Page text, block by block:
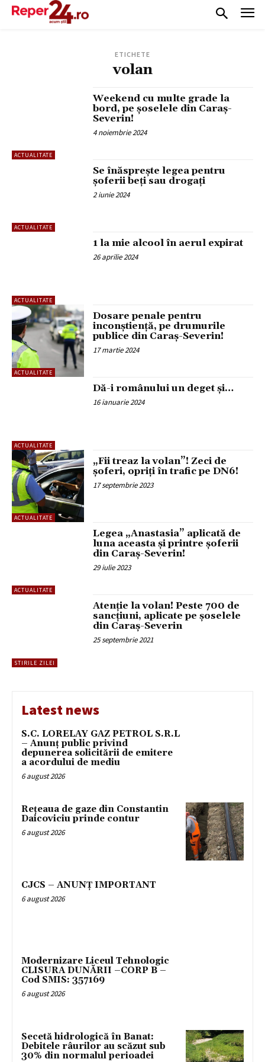
ETICHETE
volan
ACTUALITATE
Weekend cu multe grade la
bord, pe șoselele din Caraș-
Severin!
4 noiembrie 2024
ACTUALITATE
Se înăsprește legea pentru
șoferii beți sau drogați
2 iunie 2024
ACTUALITATE
1 la mie alcool în aerul expirat
26 aprilie 2024
ACTUALITATE
Dosare penale pentru
inconștiență, pe drumurile
publice din Caraș-Severin!
17 martie 2024
ACTUALITATE
Dă-i românului un deget și…
16 ianuarie 2024
ACTUALITATE
„Fii treaz la volan”! Zeci de
șoferi, opriți în trafic pe DN6!
17 septembrie 2023
ACTUALITATE
Legea „Anastasia” aplicată de
luna aceasta și printre șoferii
din Caraș-Severin!
29 iulie 2023
STIRILE ZILEI
Atenție la volan! Peste 700 de
sancțiuni, aplicate pe șoselele
din Caraș-Severin
25 septembrie 2021
Latest news
S.C. LORELAY GAZ PETROL S.R.L
– Anunț public privind
depunerea solicitării de emitere
a acordului de mediu
6 august 2026
Rețeaua de gaze din Constantin
Daicoviciu prinde contur
6 august 2026
CJCS – ANUNȚ IMPORTANT
6 august 2026
Modernizare Liceul Tehnologic
CLISURA DUNĂRII –CORP B –
Cod SMIS: 357169
6 august 2026
Secetă hidrologică în Banat:
Debitele râurilor au scăzut sub
30% din normalul perioadei